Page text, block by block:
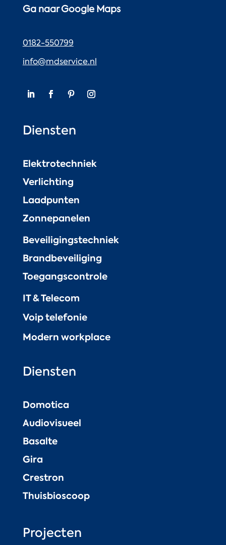
Ga naar Google Maps
0182-550799
info@mdservice.nl
Diensten
Elektrotechniek
Verlichting
Laadpunten
Zonnepanelen
Beveiligingstechniek
Brandbeveiliging
Toegangscontrole
IT & Telecom
Voip telefonie
Modern workplace
Diensten
Domotica
Audiovisueel
Basalte
Gira
Crestron
Thuisbioscoop
Projecten